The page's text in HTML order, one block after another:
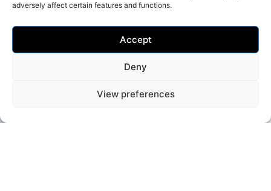
adversely affect certain features and functions.
Accept
Deny
View preferences